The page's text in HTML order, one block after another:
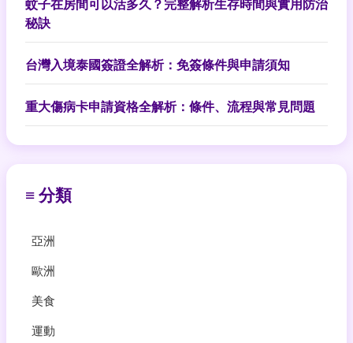
蚊子在房間可以活多久？完整解析生存時間與實用防治
秘訣
台灣入境泰國簽證全解析：免簽條件與申請須知
重大傷病卡申請資格全解析：條件、流程與常見問題
≡ 分類
亞洲
歐洲
美食
運動